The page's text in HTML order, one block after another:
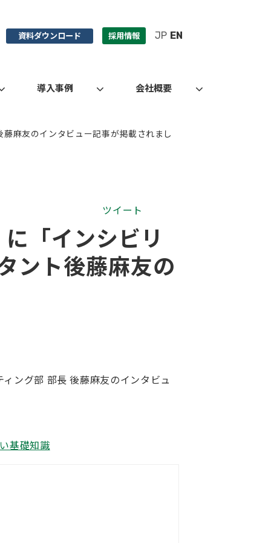
資料ダウンロード 採用情報 JP EN
導入事例 会社概要
麻友のインタビュー記事が掲載されまし
ツイート
「インシビリ
ント後藤麻友の
ング部 部長 後藤麻友のインタビュ
基礎知識